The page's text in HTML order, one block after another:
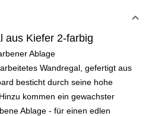
aus Kiefer 2-farbig
Ablage
Wandregal, gefertigt aus
besticht durch seine hohe
kommen ein gewachster
Ablage - für einen edlen